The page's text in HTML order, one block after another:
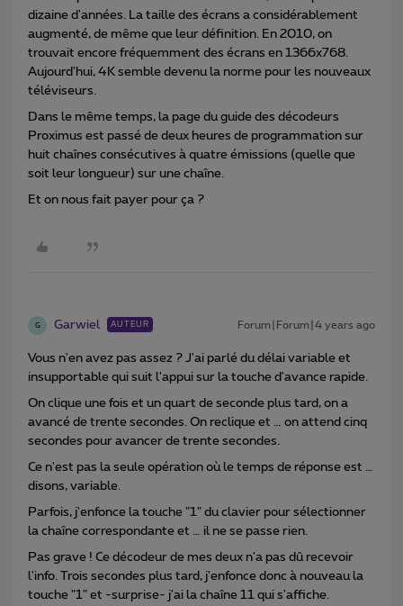
dizaine d'années. La taille des écrans a considérablement
augmenté, de même que leur définition. En 2010, on
trouvait encore fréquemment des écrans en 1366x768.
Aujourd'hui, 4K semble devenu la norme pour les nouveaux
téléviseurs.
Dans le même temps, la page du guide des décodeurs
Proximus est passé de deux heures de programmation sur
huit chaînes consécutives à quatre émissions (quelle que
soit leur longueur) sur une chaîne.
Et on nous fait payer pour ça ?
G Garwiel AUTEUR Forum|Forum|4 years ago
Vous n'en avez pas assez ? J'ai parlé du délai variable et
insupportable qui suit l'appui sur la touche d'avance rapide.
On clique une fois et un quart de seconde plus tard, on a
avancé de trente secondes. On reclique et … on attend cinq
secondes pour avancer de trente secondes.
Ce n'est pas la seule opération où le temps de réponse est …
disons, variable.
Parfois, j'enfonce la touche "1" du clavier pour sélectionner
la chaîne correspondante et … il ne se passe rien.
Pas grave ! Ce décodeur de mes deux n'a pas dû recevoir
l'info. Trois secondes plus tard, j'enfonce donc à nouveau la
touche "1" et -surprise- j'ai la chaîne 11 qui s'affiche.